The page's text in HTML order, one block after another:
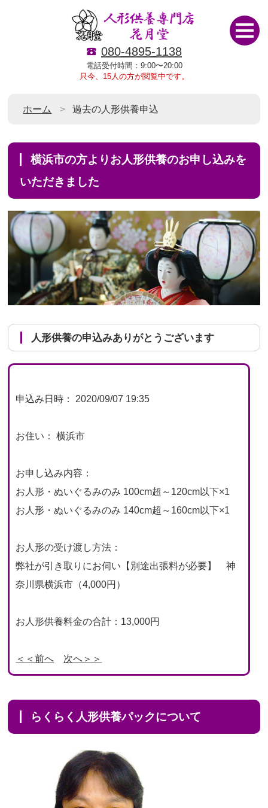
080-4895-1138
電話受付時間：9:00〜20:00
只今、15人の方が閲覧中です。
ホーム 過去の人形供養申込
横浜市の方よりお人形供養のお申し込みを
いただきました
人形供養の申込みありがとうございます
申込み日時： 2020/09/07 19:35
お住い： 横浜市
お申し込み内容：
お人形・ぬいぐるみのみ 100cm超～120cm以下×1
お人形・ぬいぐるみのみ 140cm超～160cm以下×1
お人形の受け渡し方法：
弊社が引き取りにお伺い【別途出張料が必要】 神
奈川県横浜市（4,000円）
お人形供養料金の合計：13,000円
＜＜前へ 次へ＞＞
らくらく人形供養パックについて